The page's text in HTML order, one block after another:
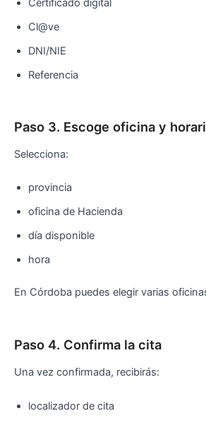
Certificado digital
Cl@ve
DNI/NIE
Referencia
Paso 3. Escoge oficina y
Selecciona:
provincia
oficina de Hacienda
día disponible
hora
En Córdoba puedes elegir varias
Paso 4. Confirma la cita
Una vez confirmada, recibirás:
localizador de cita